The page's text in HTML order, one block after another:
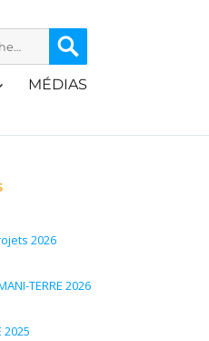
MÉDIAS
2026
TERRE 2026
2025